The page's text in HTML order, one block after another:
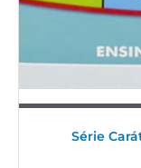
Série